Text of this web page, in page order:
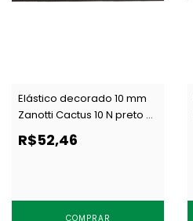
Elástico decorado 10 mm
Zanotti Cactus 10 N preto c/
50 m
R$52,46
COMPRAR